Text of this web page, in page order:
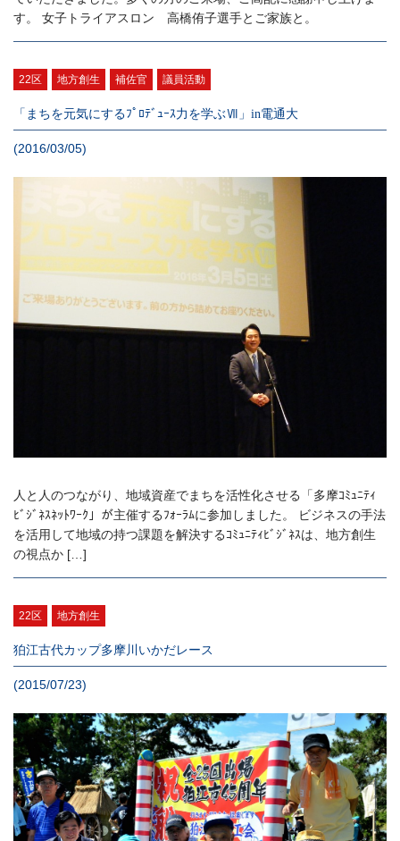
す。 女子トライアスロン 高橋侑子選手とご家族と。
22区 地方創生 補佐官 議員活動
「まちを元気にするﾌﾟﾛﾃﾞｭｰｽ力を学ぶⅦ」in電通大
(2016/03/05)
人と人のつながり、地域資産でまちを活性化させる「多摩ｺﾐｭﾆﾃｨ
ﾋﾞｼﾞﾈｽﾈｯﾄﾜｰｸ」が主催するﾌｫｰﾗﾑに参加しました。 ビジネスの手法
を活用して地域の持つ課題を解決するｺﾐｭﾆﾃｨﾋﾞｼﾞﾈｽは、地方創生
の視点か […]
22区 地方創生
狛江古代カップ多摩川いかだレース
(2015/07/23)